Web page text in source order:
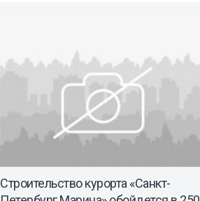
Строительство курорта «Санкт-